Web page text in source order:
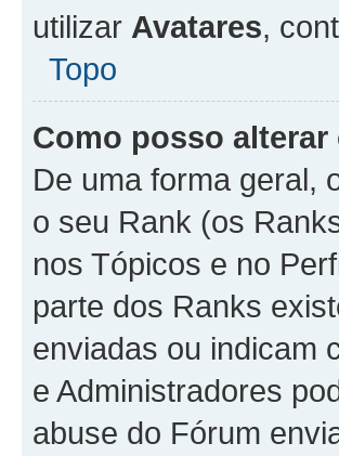
utilizar Avatares,
Topo
Como posso alterar
De uma forma geral,
o seu Rank (os
nos Tópicos e no
parte dos Ranks
enviadas ou indicam
e Administradores
abuse do Fórum